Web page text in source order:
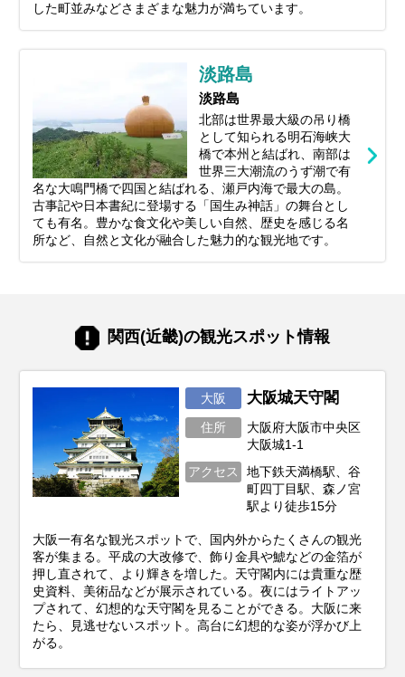
した町並みなどさまざまな魅力が満ちています。
淡路島
淡路島
北部は世界最大級の吊り橋
として知られる明石海峡大
橋で本州と結ばれ、南部は
世界三大潮流のうず潮で有
名な大鳴門橋で四国と結ばれる、瀬戸内海で最大の島。
古事記や日本書紀に登場する「国生み神話」の舞台とし
ても有名。 豊かな食文化や美しい自然、歴史を感じる名
所など、自然と文化が融合した魅力的な観光地です。
関西(近畿)の観光スポット情報
大阪 大阪城天守閣
住所
大阪府大阪市中央区
大阪城1-1
アクセス
地下鉄天満橋駅、谷
町四丁目駅、森ノ宮
駅より徒歩15分
大阪一有名な観光スポットで、国内外からたくさんの観光
客が集まる。平成の大改修で、飾り金具や鯱などの金箔が
押し直されて、より輝きを増した。天守閣内には貴重な歴
史資料、美術品などが展示されている。夜にはライトアッ
プされて、幻想的な天守閣を見ることができる。大阪に来
たら、見逃せないスポット。高台に幻想的な姿が浮かび上
がる。